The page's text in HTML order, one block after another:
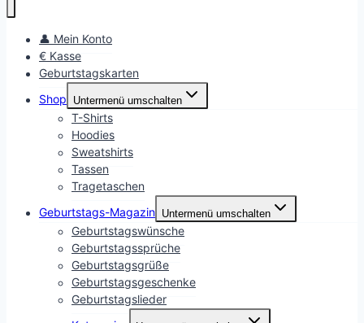
👤 Mein Konto
€ Kasse
Geburtstagskarten
Shop
Untermenü umschalten
T-Shirts
Hoodies
Sweatshirts
Tassen
Tragetaschen
Geburtstags-Magazin Untermenü umschalten
Geburtstagswünsche
Geburtstagssprüche
Geburtstagsgrüße
Geburtstagsgeschenke
Geburtstagslieder